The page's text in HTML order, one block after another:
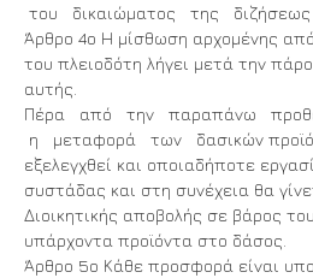
του δικαιώματος της διζήσεως
Άρθρο 4ο Η μίσθωση αρχομένης
του πλειοδότη λήγει μετά την
αυτής.
Πέρα από την παραπάνω
η μεταφορά των δασικών
εξελεγχθεί και οποιαδήποτε
συστάδας και στη συνέχεια θα
Διοικητικής αποβολής σε βάρος
υπάρχοντα προϊόντα στο δάσος.
Άρθρο 5ο Κάθε προσφορά είναι